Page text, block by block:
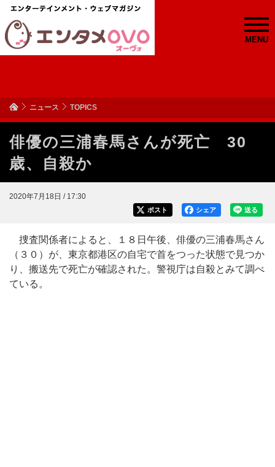
MENU
ニュース TOPICS
俳優の三浦春馬さんが死亡 30
歳、自殺か
2020年7月18日 / 17:30
送る
シェア
ポスト
捜査関係者によると、１８日午後、俳優の三浦春馬さん
（３０）が、東京都港区の自宅で首をつった状態で見つか
り、搬送先で死亡が確認された。警視庁は自殺とみて調べ
ている。